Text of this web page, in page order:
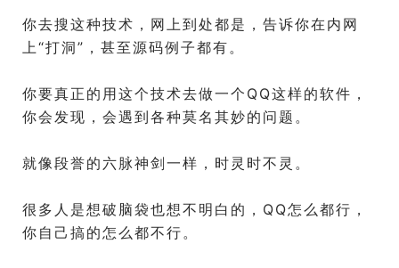
你去搜这种技术，网上到处都是，告诉你在内网
上“打洞”，甚至源码例子都有。
你要真正的用这个技术去做一个QQ这样的软件，
你会发现，会遇到各种莫名其妙的问题。
就像段誉的六脉神剑一样，时灵时不灵。
很多人是想破脑袋也想不明白的，QQ怎么都行，
你自己搞的怎么都不行。